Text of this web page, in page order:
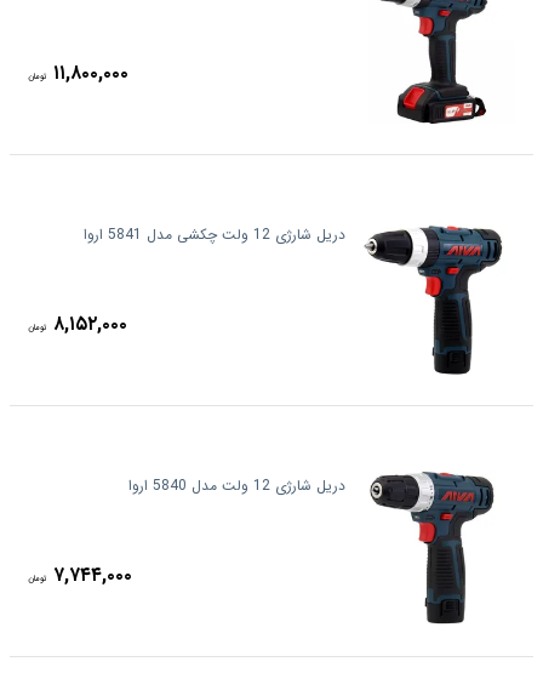
۱۱,۸۰۰,۰۰۰ تومان
دریل شارژی 12 ولت چکشی مدل 5841 اروا
۸,۱۵۲,۰۰۰ تومان
دریل شارژی 12 ولت مدل 5840 اروا
۷,۷۴۴,۰۰۰ تومان